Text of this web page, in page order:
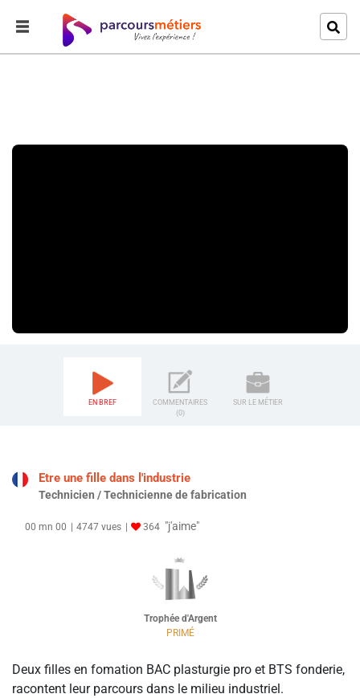
EN BREF
COMMENTAIRES
(0)
SUR LE MÉTIER
Etre une fille dans l'industrie
Technicien / Technicienne de fabrication
00 mn 00 4747 vues 364 "j'aime"
Trophée d'Argent
PRIMÉ
Deux filles en fomation BAC plasturgie pro et BTS fonderie,
racontent leur parcours dans le milieu industriel.